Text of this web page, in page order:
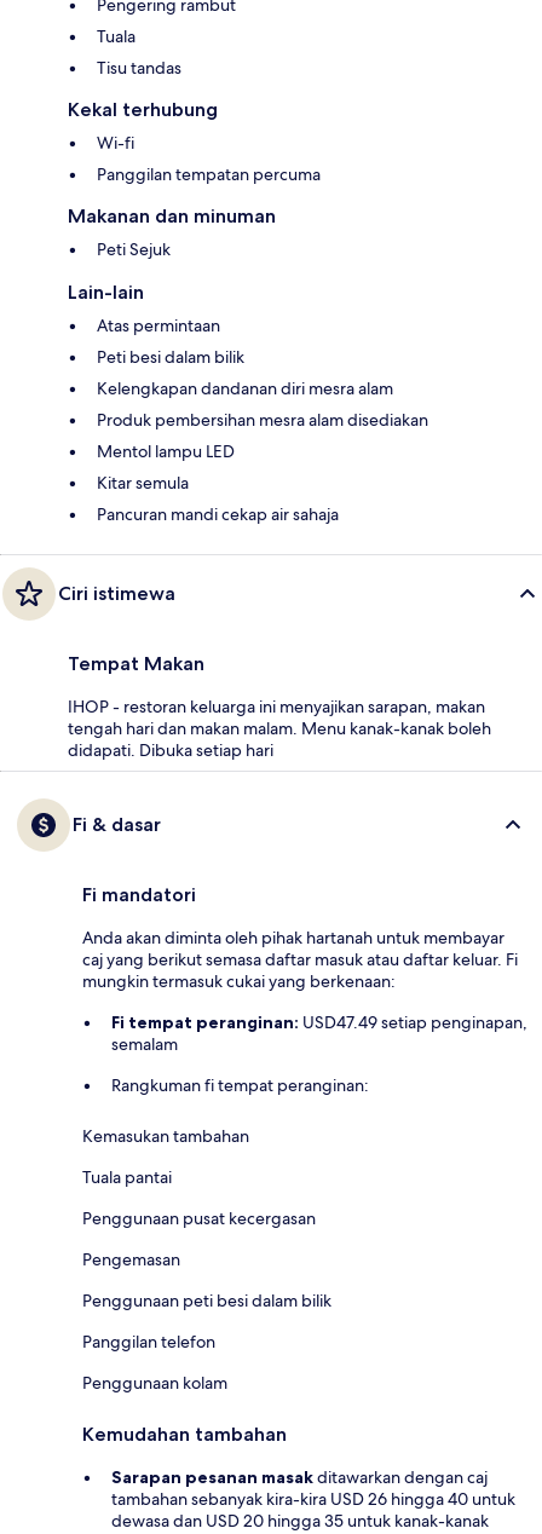
Pengering rambut
Tuala
Tisu tandas
Kekal terhubung
Wi-fi
Panggilan tempatan percuma
Makanan dan minuman
Peti Sejuk
Lain-lain
Atas permintaan
Peti besi dalam bilik
Kelengkapan dandanan diri mesra alam
Produk pembersihan mesra alam disediakan
Mentol lampu LED
Kitar semula
Pancuran mandi cekap air sahaja
Ciri istimewa
Tempat Makan
IHOP - restoran keluarga ini menyajikan sarapan, makan
tengah hari dan makan malam. Menu kanak-kanak boleh
didapati. Dibuka setiap hari
Fi & dasar
Fi mandatori
Anda akan diminta oleh pihak hartanah untuk membayar
caj yang berikut semasa daftar masuk atau daftar keluar. Fi
mungkin termasuk cukai yang berkenaan:
Fi tempat peranginan: USD47.49 setiap penginapan,
semalam
Rangkuman fi tempat peranginan:
Kemasukan tambahan
Tuala pantai
Penggunaan pusat kecergasan
Pengemasan
Penggunaan peti besi dalam bilik
Panggilan telefon
Penggunaan kolam
Kemudahan tambahan
Sarapan pesanan masakditawarkan dengan caj
tambahan sebanyak kira-kira USD 26 hingga 40 untuk
dewasa dan USD 20 hingga 35 untuk kanak-kanak